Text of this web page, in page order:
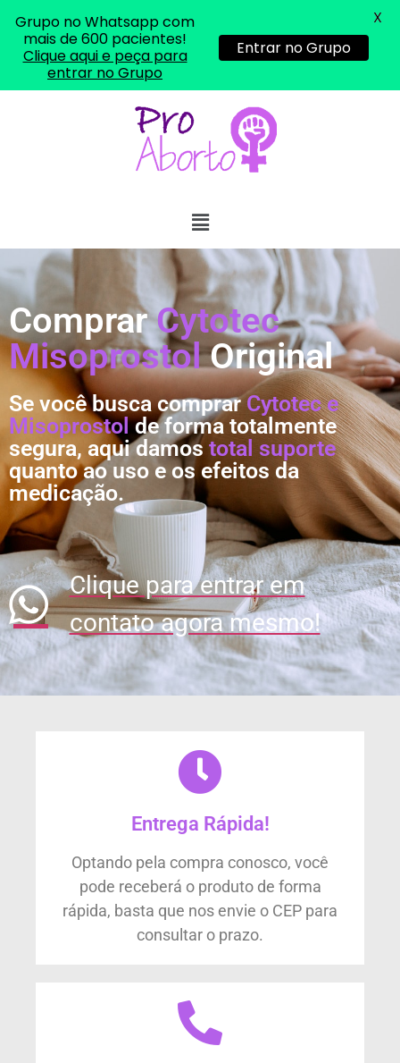
ComprarCytotec
MisoprostolOriginal
Se você busca comprarCytotec e
Misoprostolde forma totalmente
segura, aqui damostotal suporte
quanto ao uso e os efeitos da
medicação.
Clique para entrar em
contato agora mesmo!
Entrega Rápida!
Optando pela compra conosco, você
pode receberá o produto de forma
rápida, basta que nos envie o CEP para
consultar o prazo.
Grupo no Whatsapp com
mais de 600 pacientes!
Clique aqui e peça para
entrar no Grupo
Entrar no Grupo
X